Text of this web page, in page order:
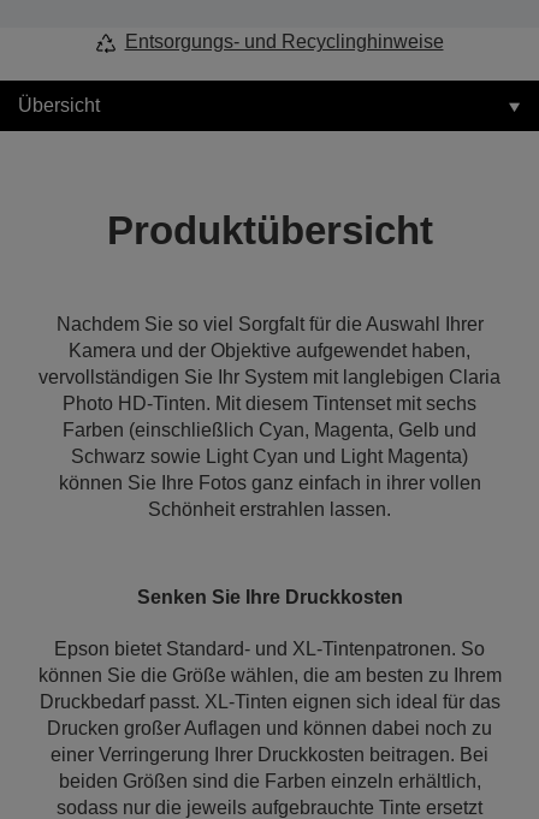
Entsorgungs- und Recyclinghinweise
Übersicht
Produktübersicht
Nachdem Sie so viel Sorgfalt für die Auswahl Ihrer
Kamera und der Objektive aufgewendet haben,
vervollständigen Sie Ihr System mit langlebigen Claria
Photo HD-Tinten. Mit diesem Tintenset mit sechs
Farben (einschließlich Cyan, Magenta, Gelb und
Schwarz sowie Light Cyan und Light Magenta)
können Sie Ihre Fotos ganz einfach in ihrer vollen
Schönheit erstrahlen lassen.
Senken Sie Ihre Druckkosten
Epson bietet Standard- und XL-Tintenpatronen. So
können Sie die Größe wählen, die am besten zu Ihrem
Druckbedarf passt. XL-Tinten eignen sich ideal für das
Drucken großer Auflagen und können dabei noch zu
einer Verringerung Ihrer Druckkosten beitragen. Bei
beiden Größen sind die Farben einzeln erhältlich,
sodass nur die jeweils aufgebrauchte Tinte ersetzt